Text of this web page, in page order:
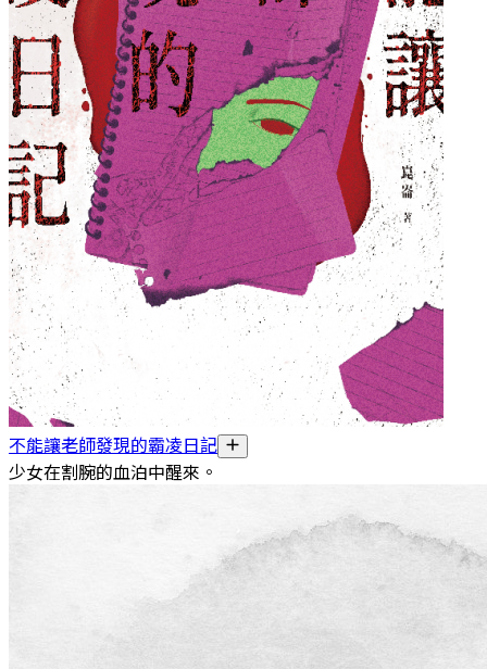
不能讓老師發現的霸凌日記
少女在割腕的血泊中醒來。